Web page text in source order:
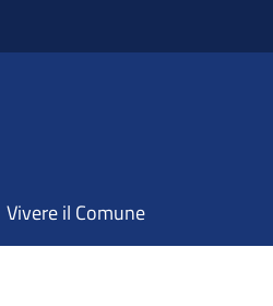
Vivere il Comune